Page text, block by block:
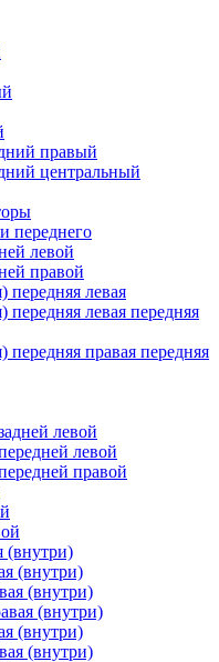
правый
центральный
переднего
левой
правой
передняя левая
передняя левая передняя
передняя правая передняя
левой
левой
правой
(внутри)
(внутри)
(внутри)
(внутри)
(внутри)
(внутри)